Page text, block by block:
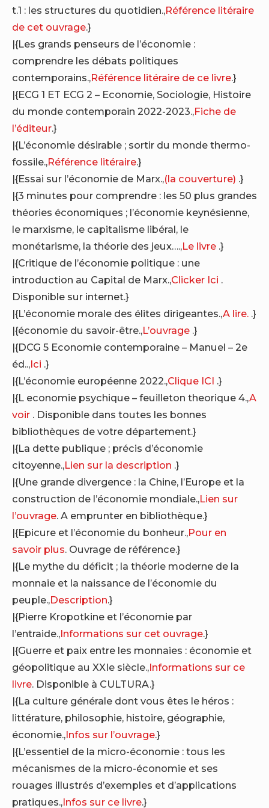
t.1 : les structures du quotidien.,Référence litéraire
de cet ouvrage.}
|{Les grands penseurs de l’économie :
comprendre les débats politiques
contemporains.,Référence litéraire de ce livre.}
|{ECG 1 ET ECG 2 – Economie, Sociologie, Histoire
du monde contemporain 2022-2023.,Fiche de
l’éditeur.}
|{L’économie désirable ; sortir du monde thermo-
fossile.,Référence litéraire.}
|{Essai sur l’économie de Marx.,(la couverture) .}
|{3 minutes pour comprendre : les 50 plus grandes
théories économiques ; l’économie keynésienne,
le marxisme, le capitalisme libéral, le
monétarisme, la théorie des jeux….,Le livre .}
|{Critique de l’économie politique : une
introduction au Capital de Marx.,Clicker Ici .
Disponible sur internet.}
|{L’économie morale des élites dirigeantes.,A lire. .}
|{économie du savoir-être.,L’ouvrage .}
|{DCG 5 Economie contemporaine – Manuel – 2e
éd..,Ici .}
|{L’économie européenne 2022.,Clique ICI .}
|{L economie psychique – feuilleton theorique 4.,A
voir . Disponible dans toutes les bonnes
bibliothèques de votre département.}
|{La dette publique ; précis d’économie
citoyenne.,Lien sur la description .}
|{Une grande divergence : la Chine, l’Europe et la
construction de l’économie mondiale.,Lien sur
l’ouvrage. A emprunter en bibliothèque.}
|{Epicure et l’économie du bonheur.,Pour en
savoir plus. Ouvrage de référence.}
|{Le mythe du déficit ; la théorie moderne de la
monnaie et la naissance de l’économie du
peuple.,Description.}
|{Pierre Kropotkine et l’économie par
l’entraide.,Informations sur cet ouvrage.}
|{Guerre et paix entre les monnaies : économie et
géopolitique au XXIe siècle.,Informations sur ce
livre. Disponible à CULTURA.}
|{La culture générale dont vous êtes le héros :
littérature, philosophie, histoire, géographie,
économie.,Infos sur l’ouvrage.}
|{L’essentiel de la micro-économie : tous les
mécanismes de la micro-économie et ses
rouages illustrés d’exemples et d’applications
pratiques.,Infos sur ce livre.}